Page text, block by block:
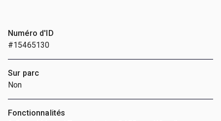
Numéro d'ID
#15465130
Sur parc
Non
Fonctionnalités